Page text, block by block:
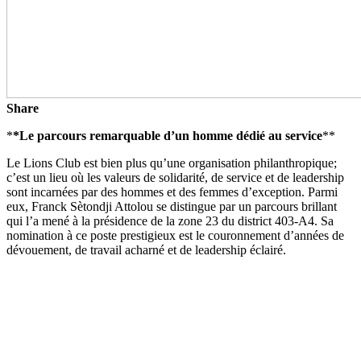
Share
**Le parcours remarquable d’un homme dédié au service**
Le Lions Club est bien plus qu’une organisation philanthropique;
c’est un lieu où les valeurs de solidarité, de service et de leadership
sont incarnées par des hommes et des femmes d’exception. Parmi
eux, Franck Sètondji Attolou se distingue par un parcours brillant
qui l’a mené à la présidence de la zone 23 du district 403-A4. Sa
nomination à ce poste prestigieux est le couronnement d’années de
dévouement, de travail acharné et de leadership éclairé.